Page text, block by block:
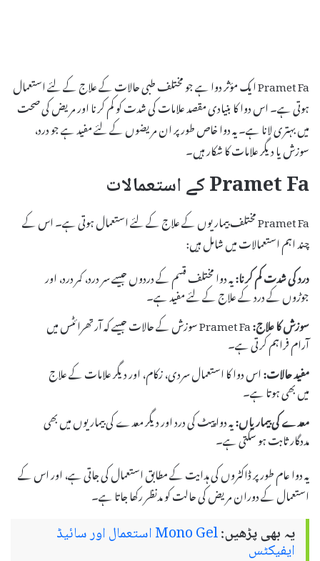
Pramet Fa ایک مؤثر دوا ہے جو مختلف طبی حالات کے علاج کے لئے استعمال
ہوتی ہے۔ اس دوا کا بنیادی مقصد علامات کی شدت کو کم کرنا اور مریض کی صحت
میں بہتری لانا ہے۔ یہ دوا خاص طور پر ان مریضوں کے لئے مفید ہے جو درد،
سوزش یا دیگر علامات کا شکار ہیں۔
Pramet Fa کے استعمالات
Pramet Fa مختلف بیماریوں کے علاج کے لئے استعمال ہوتی ہے۔ اس کے
چند اہم استعمالات میں شامل ہیں:
درد کی شدت کم کرنا:یہ دوا مختلف قسم کے دردوں جیسے سر درد، کمر درد، اور
جوڑوں کے درد کے علاج کے لئے مفید ہے۔
سوزش کا علاج:
Pramet Fa سوزش کے حالات جیسے کہ آرتھرائٹس میں
آرام فراہم کرتی ہے۔
مفید حالات:اس دوا کا استعمال سردی، زکام، اور دیگر علامات کے علاج
میں بھی ہوتا ہے۔
معدے کی بیماریاں:یہ دوا پیٹ کی درد اور دیگر معدے کی بیماریوں میں بھی
مددگار ثابت ہو سکتی ہے۔
یہ دوا عام طور پر ڈاکٹروں کی ہدایت کے مطابق استعمال کی جاتی ہے، اور اس کے
استعمال کے دوران مریض کی حالت کو مدنظر رکھا جاتا ہے۔
یہ بھی پڑھیں: Mono Gel استعمال اور سائیڈ
ایفیکٹس